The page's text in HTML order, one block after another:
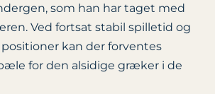
som han har taget med
Ved fortsat stabil spilletid og
kan der forventes
for den alsidige græker i de